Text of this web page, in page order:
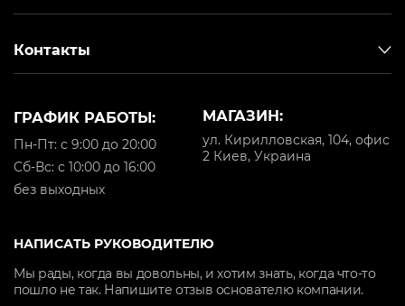
Контакты
МАГАЗИН:
ул. Кирилловская, 104, офис
2 Киев, Украина
ГРАФИК РАБОТЫ:
Пн-Пт: с 9:00 до 20:00
Cб-Вс: с 10:00 до 16:00
без выходных
НАПИСАТЬ РУКОВОДИТЕЛЮ
Мы рады, когда вы довольны, и хотим знать, когда что-то
пошло не так. Напишите отзыв основателю компании.